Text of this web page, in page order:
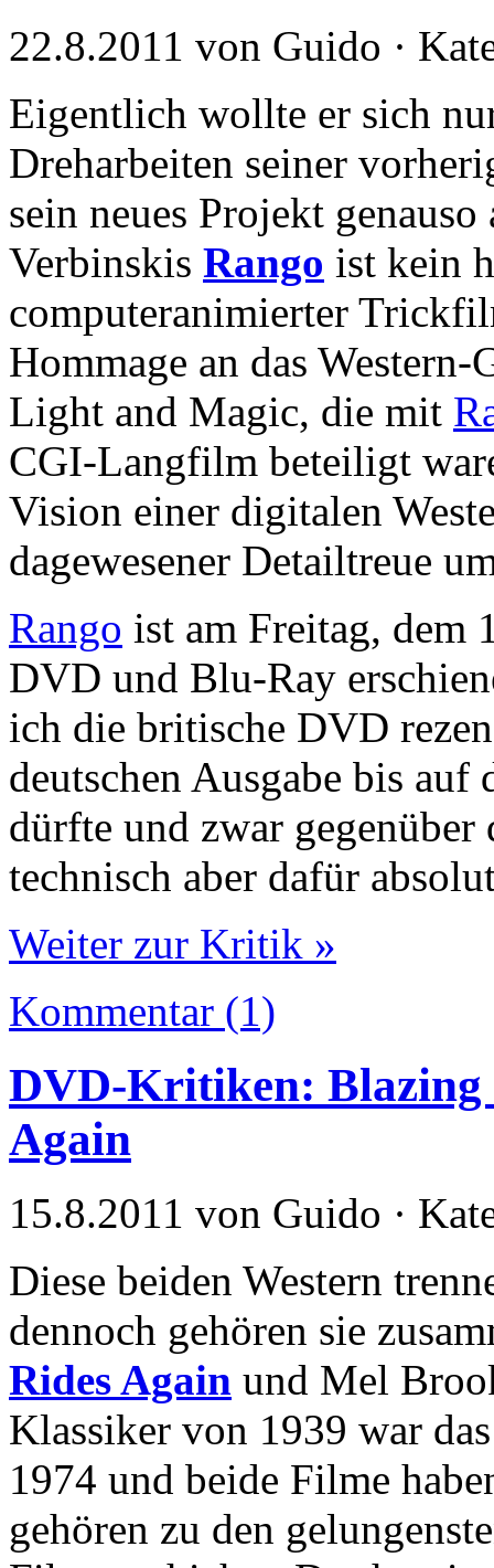
22.8.2011 von Guido ·
Eigentlich wollte er sich
Dreharbeiten seiner
sein neues Projekt
Verbinskis Rango ist kein
computeranimierter
Hommage an das
Light and Magic, die mit
CGI-Langfilm beteiligt
Vision einer digitalen
dagewesener Detailtreue
Rango ist am Freitag, dem
DVD und Blu-Ray
ich die britische DVD
deutschen Ausgabe bis
dürfte und zwar
technisch aber dafür
Weiter zur Kritik »
Kommentar (1)
DVD-Kritiken: Blazing
Again
15.8.2011 von Guido ·
Diese beiden Western
dennoch gehören sie
Rides Again und Mel
Klassiker von 1939 war
1974 und beide Filme
gehören zu den